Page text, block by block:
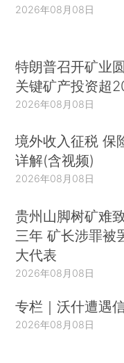
2026年08月08日
特朗普召开矿业
关键矿产投资超
2026年08月08日
境外收入征税 保
详解(含视频)
2026年08月08日
贵州山脚树矿难
三年 矿长涉罪被
大代表
2026年08月08日
专栏｜沃什遭遇
2026年08月08日